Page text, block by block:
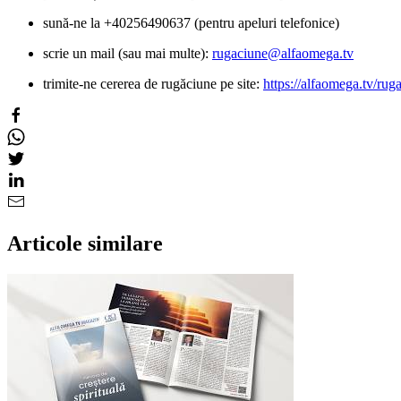
sună-ne la +40256490637 (pentru apeluri telefonice)
scrie un mail (sau mai multe): rugaciune@alfaomega.tv
trimite-ne cererea de rugăciune pe site: https://alfaomega.tv/
Articole similare